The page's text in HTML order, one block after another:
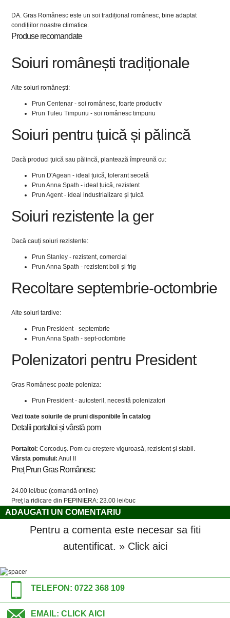
DA. Gras Românesc este un soi tradițional românesc, bine adaptat
condițiilor noastre climatice.
Produse recomandate
Soiuri românești tradiționale
Alte soiuri românești:
Prun Centenar - soi românesc, foarte productiv
Prun Tuleu Timpuriu - soi românesc timpuriu
Soiuri pentru țuică și pălincă
Dacă produci țuică sau pălincă, plantează împreună cu:
Prun D'Agean - ideal țuică, tolerant secetă
Prun Anna Spath - ideal țuică, rezistent
Prun Agent- ideal industrializare și țuică
Soiuri rezistente la ger
Dacă cauți soiuri rezistente:
Prun Stanley - rezistent, comercial
Prun Anna Spath - rezistent boli și frig
Recoltare septembrie-octombrie
Alte soiuri tardive:
Prun President- septembrie
Prun Anna Spath - sept-octombrie
Polenizatori pentru President
Gras Românesc poate poleniza:
Prun President- autosteril, necesită polenizatori
Vezi toate soiurile de pruni disponibile în catalog
Detalii portaltoi și vârstă pom
Portaltoi: Corcoduș. Pom cu creștere viguroasă, rezistent și stabil.
Vârsta pomului: Anul II
Preț Prun Gras Românesc
24.00 lei/buc (comandă online)
Preț la ridicare din PEPINIERA: 23.00 lei/buc
ADAUGATI UN COMENTARIU
Pentru a comenta este necesar sa fiti
autentificat. » Click aici
TELEFON: 0722 368 109
EMAIL: CLICK AICI